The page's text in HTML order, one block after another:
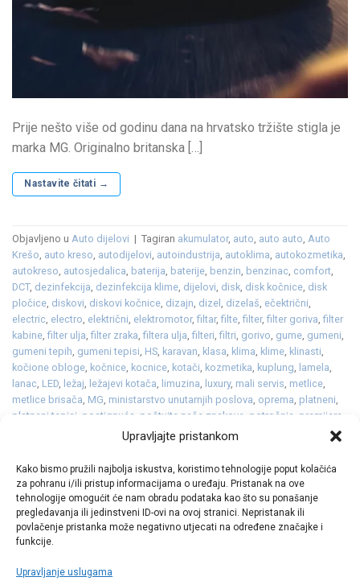
Upravljajte pristankom
Kako bismo pružili najbolja iskustva, koristimo tehnologije poput kolačića
za pohranu i/ili pristup informacijama o uređaju. Pristanak na ove
tehnologije omogućit će nam obradu podataka kao što su ponašanje
pregledavanja ili jedinstveni ID-ovi na ovoj stranici. Nepristanak ili
povlačenje pristanka može negativno utjecati na određene značajke i
funkcije.
Upravljanje uslugama
Prije nešto više od godinu dana na hrvatsko tržište stigla je
marka MG. Originalno britanska […]
Nastavite čitati →
Objavljeno u Auto dijelovi | Tagiran akumulator, auto, auto auto, Auto
Krešo, auto kreso, autodijelovi, autoindustrija, autoklima, autokozmetika,
autokreso, autosjedalica, baterija, baterije, benzin, benzinac, comfort,
DCT, dezinfekcija, dezinfekcija klime, dijelovi, disk, disk kočnice, disk
pločice, diskovi, diskovi kočnice, dizajn, dizel , dizelaš, ečektrični,
electric, electro, električni, elektromotor,filtar,filte,filter,filter goriva,filter
kabine,filter ulja,filter zraka,filtera ulja,filteri,filtri, gorivo, gume, gumeni,
gumeni tepih, gumeni tepisi, HS, karavan, klasa, klima, klime, klinasti,
kočione obloge, kočnice, kocnice, kotači, kozmetika, kuplung, lamela,
lanac, LED, ležaj, ležajevi kotača, limuzina, luxury, mali servis, metlice,
metlice brisača, MG, ministarstvo unutarnjih poslova, oprema, platneni,
platneni tepisi postignuća poštujte naše znakove potrošnja premijera
pumpa vode,punjenje ,razvod lanca
svjećice,svjetla,turbopunjač,ulja,ulje,vjetrobransko,vjetrobransko
staklo,zima , zimska tekućina,zimske ,žmigavci ,zupčasti
Ostavite komentar